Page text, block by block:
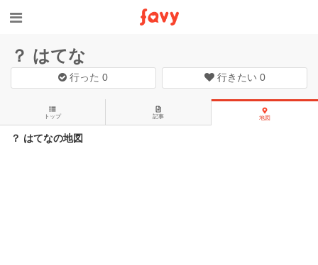
？ はてな
行った0 行きたい 0
トップ 記事 地図
？ はてなの地図